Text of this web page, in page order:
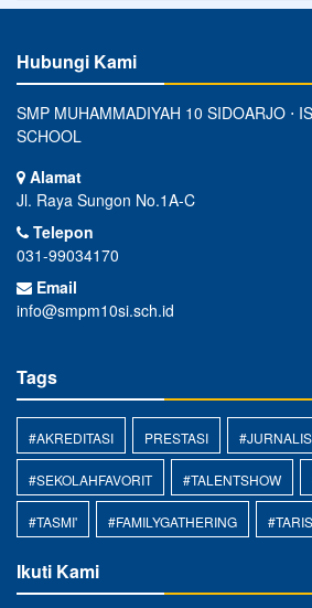
Hubungi Kami
SMP MUHAMMADIYAH 10 SIDOARJO ⋅
SCHOOL
Alamat
Jl. Raya Sungon No.1A-C
Telepon
031-99034170
Email
info@smpm10si.sch.id
Tags
#AKREDITASI PRESTASI
#SEKOLAHFAVORIT #TALENTSHOW
#TASMI' #FAMILYGATHERING
Ikuti Kami